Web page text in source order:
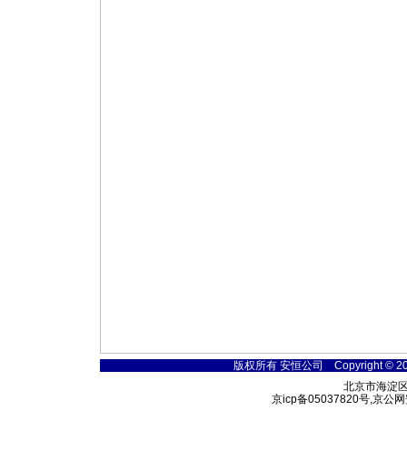
版权所有 安恒公司 Copyright ©
北京市海淀
京icp备05037820号,京公